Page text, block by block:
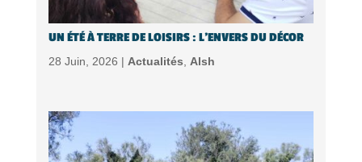
UN ÉTÉ À TERRE DE LOISIRS : L’ENVERS DU DÉCOR
28 Juin, 2026 | Actualités Alsh